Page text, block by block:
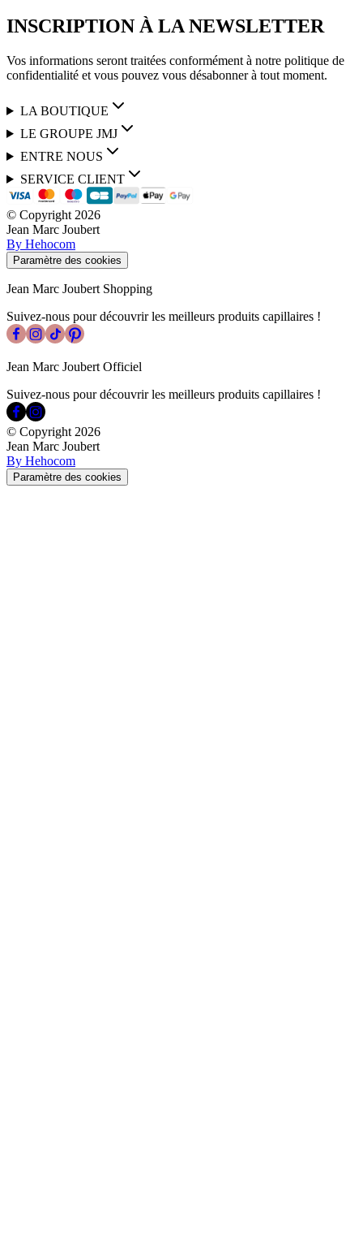
INSCRIPTION À LA NEWSLETTER
Vos informations seront traitées conformément à notre politique de
confidentialité et vous pouvez vous désabonner à tout moment.
LA BOUTIQUE
LE GROUPE JMJ
ENTRE NOUS
SERVICE CLIENT
© Copyright 2026
Jean Marc Joubert
By Hehocom
Paramètre des cookies
Jean Marc Joubert Shopping
Suivez-nous pour découvrir les meilleurs produits capillaires !
Jean Marc Joubert Officiel
Suivez-nous pour découvrir les meilleurs produits capillaires !
© Copyright 2026
Jean Marc Joubert
By Hehocom
Paramètre des cookies